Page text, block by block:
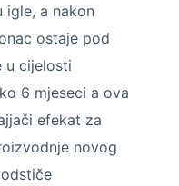
igle, a nakon
ostaje pod
u cijelosti
6 mjeseci a ova
efekat za
novog